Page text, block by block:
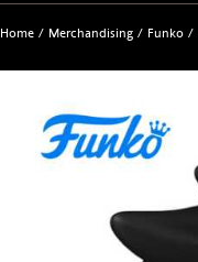
Home / Merchandising / Funko /